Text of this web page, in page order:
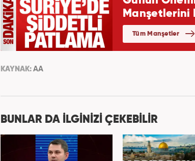
KAYNAK: AA
BUNLAR DA İLGİNİZİ ÇEKEBİLİR